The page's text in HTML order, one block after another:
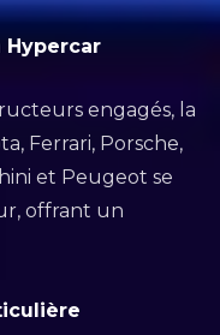
Hypercar
engagés, la
Ferrari, Porsche,
et Peugeot se
offrant un